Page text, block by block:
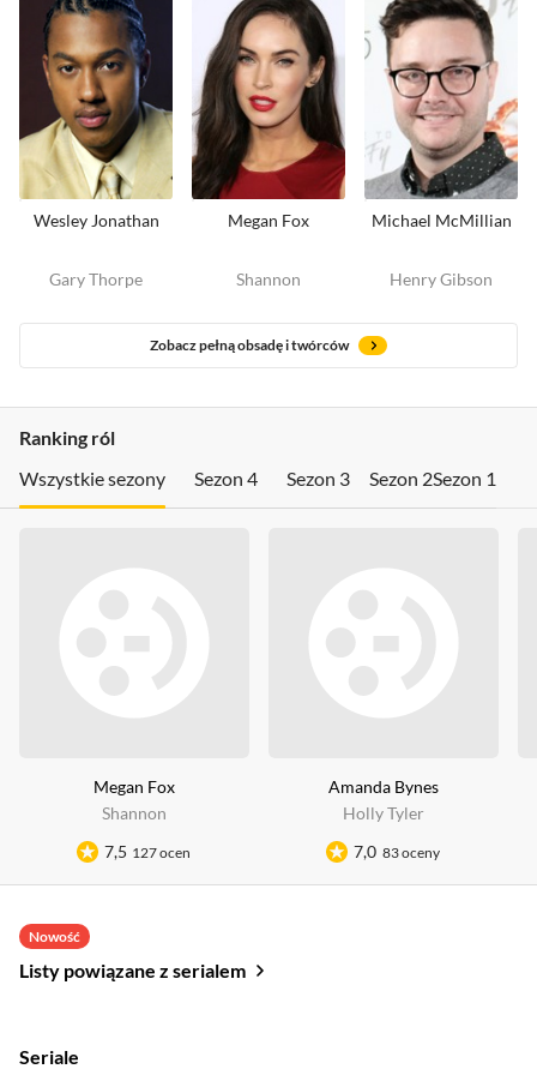
Wesley Jonathan
Gary Thorpe
Megan Fox
Shannon
Michael McMillian
Henry Gibson
Zobacz pełną obsadę i twórców
Ranking ról
Wszystkie sezony
Sezon 4 Sezon 3 Sezon 2Sezon 1
Megan Fox
Shannon
7,5 127 ocen
Amanda Bynes
Holly Tyler
7,0 83 oceny
Nowość
Listy powiązane z serialem
Seriale